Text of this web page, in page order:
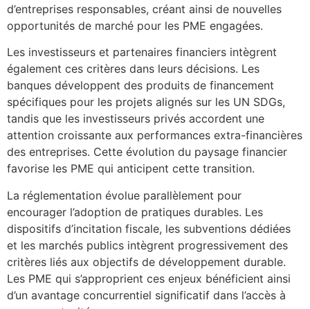
d’entreprises responsables, créant ainsi de nouvelles
opportunités de marché pour les PME engagées.
Les investisseurs et partenaires financiers intègrent
également ces critères dans leurs décisions. Les
banques développent des produits de financement
spécifiques pour les projets alignés sur les UN SDGs,
tandis que les investisseurs privés accordent une
attention croissante aux performances extra-financières
des entreprises. Cette évolution du paysage financier
favorise les PME qui anticipent cette transition.
La réglementation évolue parallèlement pour
encourager l’adoption de pratiques durables. Les
dispositifs d’incitation fiscale, les subventions dédiées
et les marchés publics intègrent progressivement des
critères liés aux objectifs de développement durable.
Les PME qui s’approprient ces enjeux bénéficient ainsi
d’un avantage concurrentiel significatif dans l’accès à